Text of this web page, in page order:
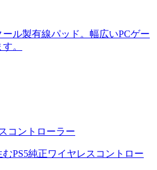
ル製有線パッド。幅広いPCゲー
。
コントローラー
PS5純正ワイヤレスコントロー